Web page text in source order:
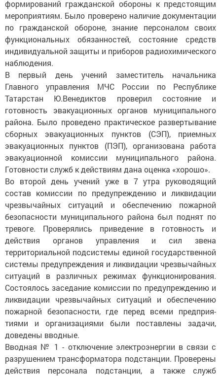
формирований гражданской обороны к предстоящим
мероприятиям. Было проверено наличие документации
по гражданской обороне, знание персоналом своих
функциональных обязанностей, состояние средств
индивидуальной защиты и приборов радиохимического
наблюдения.
В первый день учений замес­титель начальника
Главного управления МЧС России по Республике
Татарстан Ю.Венедиктов проверил состоя­ние и
готовность эвакуацион­ных органов муниципального
района. Было проведено практическое развертывание
сборных эвакуационных пунктов (СЭП), приемных
эвакуационных пунк­тов (ПЭП), организована работа
эвакуацион­ной комиссии муниципального района.
Готовности служб к действиям дана оценка «хорошо».
Во второй день учений уже в 7 утра руководящий
состав комиссии по предуп­реждению и ликвидации
чрезвычайных ситуаций и обеспечению пожарной
безопасности муниципального района был поднят по
тревоге. Проверялись приведение в готовность и
действия органов управления и сил звена
территориальной подсис­темы единой государственной
системы предуп­реждения и ликвидации чрезвычайных
ситуаций в различных режимах функционирования.
Состоялось заседание комиссии по предупреждению и
ликвидации чрезвычайных ситуаций и обеспечению
пожарной безопасности, где перед всеми предприя­
тиями и организациями были поставлены задачи,
доведены вводные.
Вводная № 1 - отключение электроэнергии в связи с
разрушением трансформатора подстанции. Проверены
действия персонала подстанции, а также служб